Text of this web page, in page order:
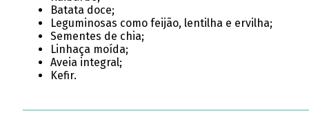
Batata doce;
Leguminosas como feijão, lentilha e ervilha;
Sementes de chia;
Linhaça moída;
Aveia integral;
Kefir.